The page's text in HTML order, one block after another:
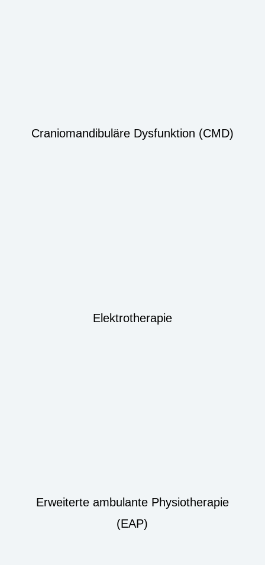
Craniomandibuläre Dysfunktion (CMD)
Elektrotherapie
Erweiterte ambulante Physiotherapie
(EAP)